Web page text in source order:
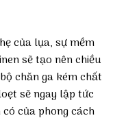
của lụa, sự mềm
sẽ tạo nên chiều
chăn ga kém chất
sẽ ngay lập tức
của phong cách